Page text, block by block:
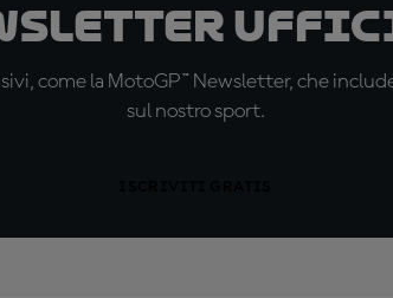
come la MotoGP™ Newsletter, che
sul nostro sport.